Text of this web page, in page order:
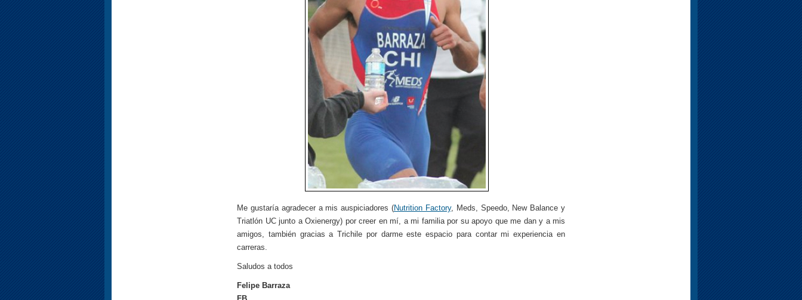
Me gustaría agradecer a mis auspiciadores (Nutrition Factory, Meds, Speedo, New Balance y
Triatlón UC junto a Oxienergy) por creer en mí, a mi familia por su apoyo que me dan y a mis
amigos, también gracias a Trichile por darme este espacio para contar mi experiencia en
carreras.
Saludos a todos
Felipe Barraza